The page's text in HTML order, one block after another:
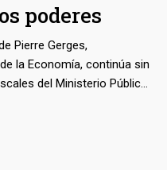
pasaportes diplomáticos
poderes
Pierre Gerges,
la Economía, continúa sin
del Ministerio Público